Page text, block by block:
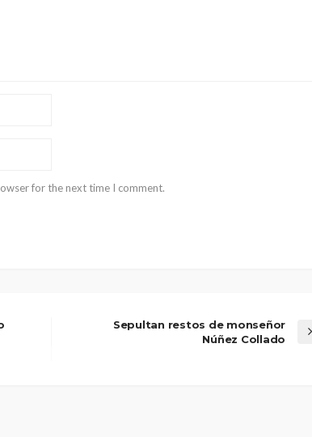
for the next time I comment.
Sepultan restos de monseñor
Núñez Collado